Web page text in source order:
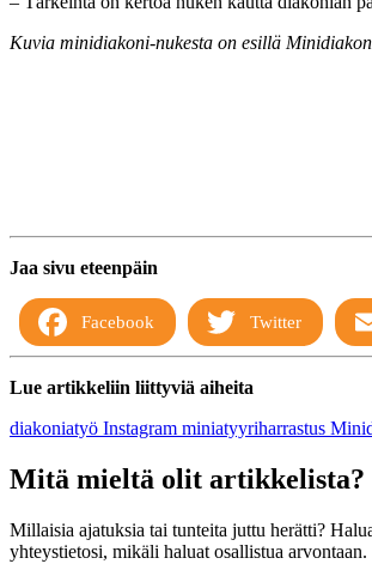
Kuvia minidiakoni-nukesta on esillä
Jaa sivu eteenpäin
Facebook Twitter
Lue artikkeliin liittyviä aiheita
diakoniatyö Instagram miniatyyriharrastus
Mitä mieltä olit artikkelista?
Millaisia ajatuksia tai tunteita juttu herätti?
yhteystietosi, mikäli haluat osallistua arvontaan.